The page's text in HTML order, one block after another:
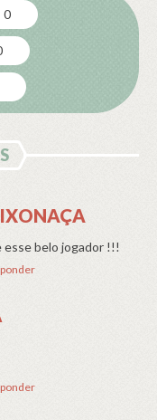
0
esse belo jogador !!!